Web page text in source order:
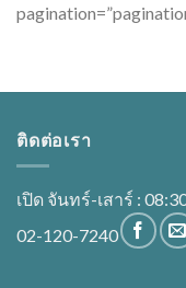
ติดต่อเรา
เปิด จันทร์-เสาร์ :
02-120-7240